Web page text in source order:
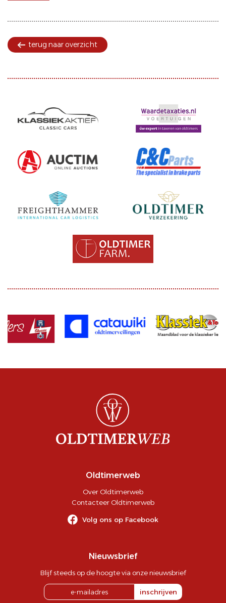
terug naar overzicht
Oldtimerweb
Over Oldtimerweb
Contacteer Oldtimerweb
Volg ons op Facebook
Nieuwsbrief
Blijf steeds op de hoogte via onze nieuwsbrief
inschrijven